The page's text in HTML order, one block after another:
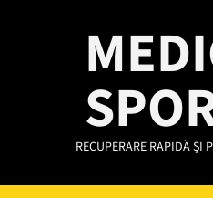
RECUPERARE RAPIDĂ ȘI